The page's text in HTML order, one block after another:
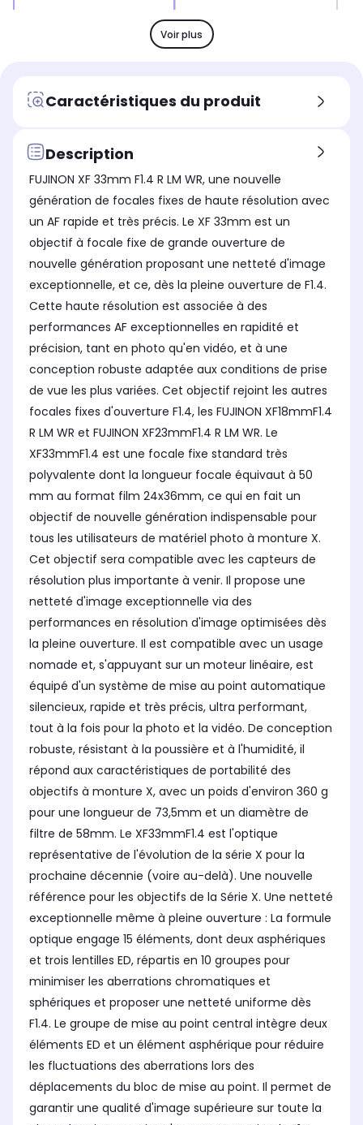
Idéal pour
Photo urbaine/Reportage
Non stabilisé
Objectif tropicalisé
Oui
Diamètre du filtre
58 mm
Distance minimale de mise au
10 cm
Focale
Variable
Idéal pour
Utilisation polyvalente
photographe et repose sur
viennent bouger les
éléments optiques internes
(lentilles et verres) pour
compenser ces
mouvements. La
stabilisation est importante
pour les objectifs dont le
poids est plus élevé
Objectif tropicalisé
Non
Diamètre du filtre
52 mm
Distance minimale de mise au
10 cm
Voir plus
Caractéristiques du produit
Description
FUJINON XF 33mm F1.4 R LM WR, une nouvelle
génération de focales fixes de haute résolution avec
un AF rapide et très précis. Le XF 33mm est un
objectif à focale fixe de grande ouverture de
nouvelle génération proposant une netteté d'image
exceptionnelle, et ce, dès la pleine ouverture de F1.4.
Cette haute résolution est associée à des
performances AF exceptionnelles en rapidité et
précision, tant en photo qu'en vidéo, et à une
conception robuste adaptée aux conditions de prise
de vue les plus variées. Cet objectif rejoint les autres
focales fixes d'ouverture F1.4, les FUJINON XF18mmF1.4
R LM WR et FUJINON XF23mmF1.4 R LM WR. Le
XF33mmF1.4 est une focale fixe standard très
polyvalente dont la longueur focale équivaut à 50
mm au format film 24x36mm, ce qui en fait un
objectif de nouvelle génération indispensable pour
tous les utilisateurs de matériel photo à monture X.
Cet objectif sera compatible avec les capteurs de
résolution plus importante à venir. Il propose une
netteté d'image exceptionnelle via des
performances en résolution d'image optimisées dès
la pleine ouverture. Il est compatible avec un usage
nomade et, s'appuyant sur un moteur linéaire, est
équipé d'un système de mise au point automatique
silencieux, rapide et très précis, ultra performant,
tout à la fois pour la photo et la vidéo. De conception
robuste, résistant à la poussière et à l'humidité, il
répond aux caractéristiques de portabilité des
objectifs à monture X, avec un poids d'environ 360 g
pour une longueur de 73,5mm et un diamètre de
filtre de 58mm. Le XF33mmF1.4 est l'optique
représentative de l'évolution de la série X pour la
prochaine décennie (voire au-delà). Une nouvelle
référence pour les objectifs de la Série X. Une netteté
exceptionnelle même à pleine ouverture : La formule
optique engage 15 éléments, dont deux asphériques
et trois lentilles ED, répartis en 10 groupes pour
minimiser les aberrations chromatiques et
sphériques et proposer une netteté uniforme dès
F1.4. Le groupe de mise au point central intègre deux
éléments ED et un élément asphérique pour réduire
les fluctuations des aberrations lors des
déplacements du bloc de mise au point. Il permet de
garantir une qualité d'image supérieure sur toute la